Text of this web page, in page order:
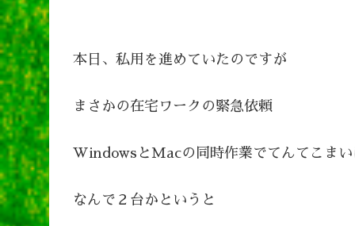
本日、私用を進めていたのですが
まさかの在宅ワークの緊急依頼
WindowsとMacの同時作業でてんてこまい
なんで２台かというと